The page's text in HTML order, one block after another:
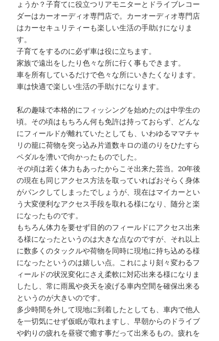
ょうか？子育てに役立つリアモニターとドライブレコー
ダーはカーオーディオ専門店で。カーオーディオ専門店
はカーセキュリティーも楽しい生活の手助けになりま
す。
子育てをするのに必ず車は役に立ちます。
家族で遠出をしたり色々な所に行く事もできます。
車を所有しているだけで色々な所にいきたくなります。
車は快適で楽しい生活の手助けになります。
私の趣味で本格的にフィッシングを始めたのは中学生の
頃。その頃はもちろん何も免許は持っておらず、どんな
にフィールドが離れていたとしても、いわゆるママチャ
リの籠に荷物を突っ込み片道数キロの道のりをひたすら
ペダルを漕いで向かったものでした。
その頃は若く体力もあったからこそ出来た芸当。20年後
の現在も同じアクセス方法を取っていればおそらく身体
がパンクしてしまったでしょうが、現在はマイカーとい
う大変便利なアクセス手段を取れる様になり、随分と楽
になったものです。
もちろん体力を要せず目的のフィールドにアクセス出来
る様になったというのは大きな点なのですが、それ以上
に数多くのタックルや荷物を同時に現地に持ち込める様
になったというのは嬉しい点。これにより刻々変わるフ
ィールドの状況変化にさえ柔軟に対応出来る様になりま
したし、常に雨風や炎天を凌げる車内空間を確保出来る
というのが大きいのです。
多少時間を外して現地に到着したとしても、車内で他人
を一切気にせず仮眠が取れますし、早朝からのドライブ
や釣りの疲れを昼寝で癒す事だって出来るもの。疲れを